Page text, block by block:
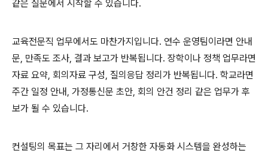
같은 질문에서 시작할 수 있습니다.
교육전문직 업무에서도 마찬가지입니다. 연수 운영팀이라면 안내
문, 만족도 조사, 결과 보고가 반복됩니다. 장학이나 정책 업무라면
자료 요약, 회의자료 구성, 질의응답 정리가 반복됩니다. 학교라면
주간 일정 안내, 가정통신문 초안, 회의 안건 정리 같은 업무가 후
보가 될 수 있습니다.
컨설팅의 목표는 그 자리에서 거창한 자동화 시스템을 완성하는